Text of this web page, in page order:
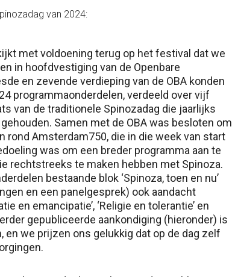
van 2024:
met voldoening terug op het festival dat we
in hoofdvestiging van de Openbare
en zevende verdieping van de OBA konden
programmaonderdelen, verdeeld over vijf
van de traditionele Spinozadag die jaarlijks
Samen met de OBA was besloten om
rond Amsterdam750, die in die week van start
was om een breder programma aan te
rechtstreeks te maken hebben met Spinoza.
bestaande blok ‘Spinoza, toen en nu’
en een panelgesprek) ook aandacht
en emancipatie’, ‘Religie en tolerantie’ en
gepubliceerde aankondiging (hieronder) is
en we prijzen ons gelukkig dat op de dag zelf